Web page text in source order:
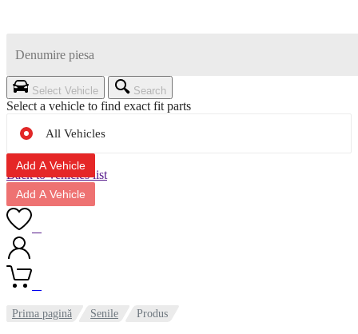
Select Vehicle Search
Select a vehicle to find exact fit parts
All Vehicles
Add A Vehicle
Back to vehicles list
Add A Vehicle
Prima pagină Senile Produs